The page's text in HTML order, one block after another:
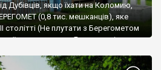
Дубівців, якщо їхати на Коломию,
(0,8 тис. мешканців), яке
столітті (Не плутати з Берегометом
церква в Берегометі є
її, треба в центрі села біля